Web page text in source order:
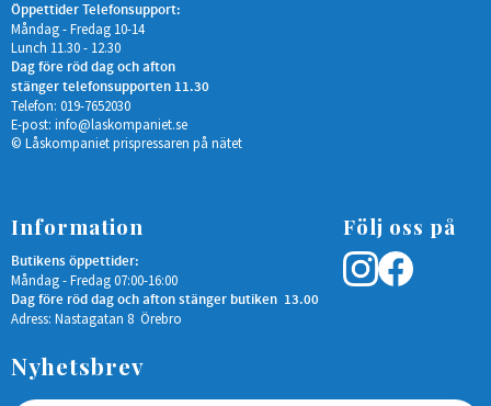
Öppettider Telefonsupport:
Måndag - Fredag 10-14
Lunch 11.30 - 12.30
Dag före röd dag och afton
stänger telefonsupporten 11.30
Telefon: 019-7652030
E-post: info@laskompaniet.se
© Låskompaniet prispressaren på nätet
Information
Butikens öppettider:
Måndag - Fredag 07:00-16:00
Dag före röd dag och afton stänger butiken 13.00
Adress: Nastagatan 8 Örebro
Följ oss på
Nyhetsbrev